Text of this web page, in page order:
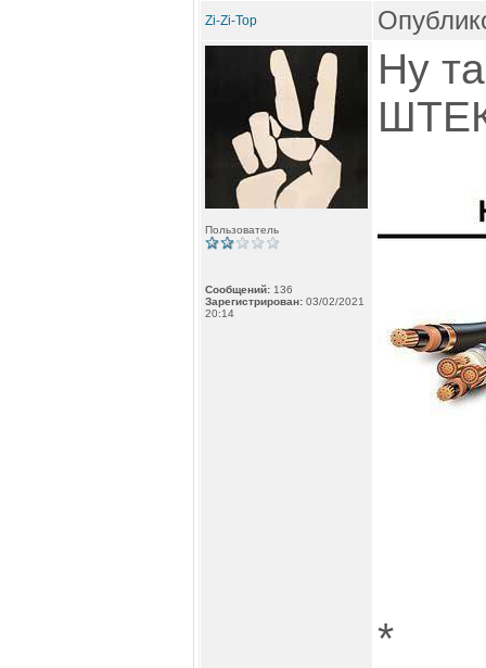
Zi-Zi-Top
Пользователь
Сообщений: 136
Зарегистрирован: 03/02/2021
20:14
Ну
*